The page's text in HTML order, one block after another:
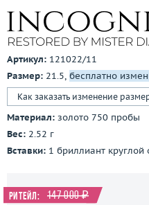
3D-тур по шоуруму
Артикул: 121022/11
Размер: 21.5, бесплатно
Как заказать изменение
Материал: золото 750 пробы
Вес: 2.52 г
Вставки: 1 бриллиант круглой
Ритейл: 147 000 ₽